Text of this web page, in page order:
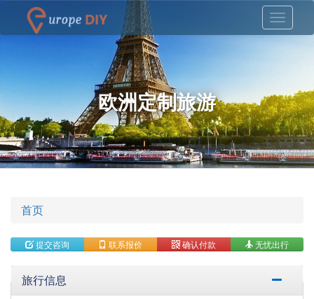
欧洲定制旅游
首页
提交咨询 联系报价 确认付款 无忧出行
旅行信息